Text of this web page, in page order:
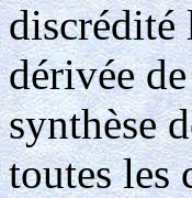
discrédité
dérivée
synthèse
toutes les